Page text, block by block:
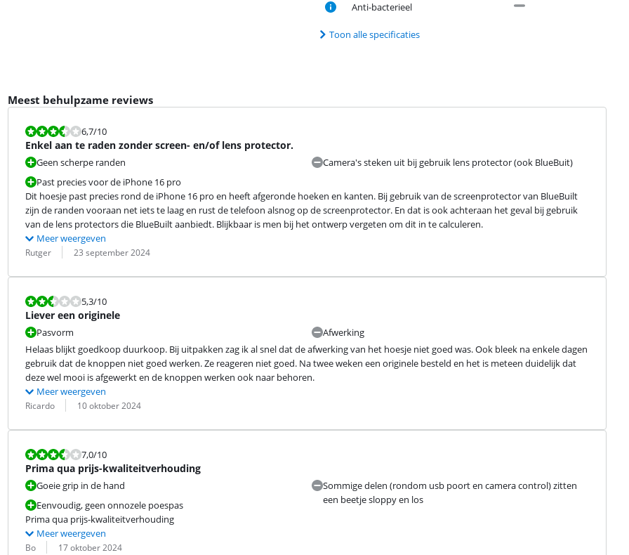
Anti-bacterieel
Toon alle specificaties
Meest behulpzame reviews
Beoordeling is 6,7 van de 10.
6,7/10
Enkel aan te raden zonder screen- en/of lens protector.
Geen scherpe randen
Past precies voor de iPhone 16 pro
Camera's steken uit bij gebruik lens protector (ook BlueBuit)
Dit hoesje past precies rond de iPhone 16 pro en heeft afgeronde hoeken en kanten. Bij gebruik van de screenprotector van BlueBuilt
zijn de randen vooraan net iets te laag en rust de telefoon alsnog op de screenprotector. En dat is ook achteraan het geval bij gebruik
van de lens protectors die BlueBuilt aanbiedt. Blijkbaar is men bij het ontwerp vergeten om dit in te calculeren.
Meer weergeven
Beoordeling door:
Rutger
Datum: 23 september 2024
Beoordeling is 5,3 van de 10.
5,3/10
Liever een originele
Pasvorm
Afwerking
Helaas blijkt goedkoop duurkoop. Bij uitpakken zag ik al snel dat de afwerking van het hoesje niet goed was. Ook bleek na enkele dagen
gebruik dat de knoppen niet goed werken. Ze reageren niet goed. Na twee weken een originele besteld en het is meteen duidelijk dat
deze wel mooi is afgewerkt en de knoppen werken ook naar behoren.
Meer weergeven
Beoordeling door:
Ricardo
Datum: 10 oktober 2024
Beoordeling is 7,0 van de 10.
7,0/10
Prima qua prijs-kwaliteitverhouding
Goeie grip in de hand
Eenvoudig, geen onnozele poespas
Sommige delen (rondom usb poort en camera control) zitten
een beetje sloppy en los
Prima qua prijs-kwaliteitverhouding
Meer weergeven
Beoordeling door:
Bo
Datum: 17 oktober 2024